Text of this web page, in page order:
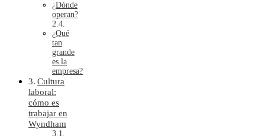
¿Dónde
operan?
¿Qué
tan
grande
es la
empresa?
Cultura
laboral:
cómo es
trabajar en
Wyndham